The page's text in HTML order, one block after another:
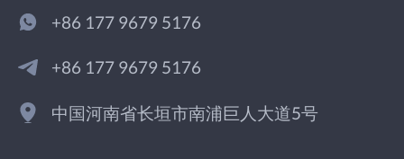
+86 177 9679 5176
+86 177 9679 5176
中国河南省长垣市南浦巨人大道5号